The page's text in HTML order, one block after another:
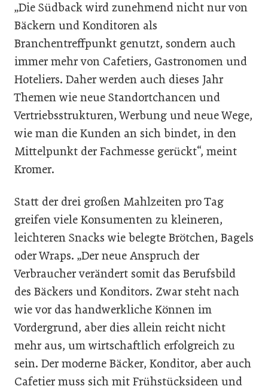
„Die Südback wird zunehmend nicht nur von
Bäckern und Konditoren als
Branchentreffpunkt genutzt, sondern auch
immer mehr von Cafetiers, Gastronomen und
Hoteliers. Daher werden auch dieses Jahr
Themen wie neue Standortchancen und
Vertriebsstrukturen, Werbung und neue Wege,
wie man die Kunden an sich bindet, in den
Mittelpunkt der Fachmesse gerückt“, meint
Kromer.
Statt der drei großen Mahlzeiten pro Tag
greifen viele Konsumenten zu kleineren,
leichteren Snacks wie belegte Brötchen, Bagels
oder Wraps. „Der neue Anspruch der
Verbraucher verändert somit das Berufsbild
des Bäckers und Konditors. Zwar steht nach
wie vor das handwerkliche Können im
Vordergrund, aber dies allein reicht nicht
mehr aus, um wirtschaftlich erfolgreich zu
sein. Der moderne Bäcker, Konditor, aber auch
Cafetier muss sich mit Frühstücksideen und